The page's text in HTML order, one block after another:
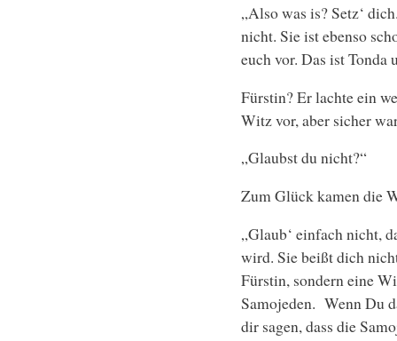
„Also was is? Setz‘
nicht. Sie ist ebenso
euch vor. Das ist Tonda
Fürstin? Er lachte ein
Witz vor, aber sicher
„Glaubst du nicht?“
Zum Glück kamen die
„Glaub‘ einfach nicht,
wird. Sie beißt dich
Fürstin, sondern eine
Samojeden. Wenn Du
dir sagen, dass die